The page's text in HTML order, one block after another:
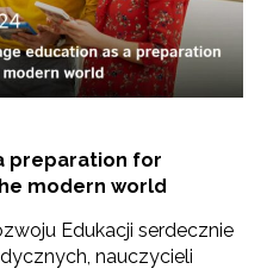
preparation for
modern world
Edukacji serdecznie
nauczycieli